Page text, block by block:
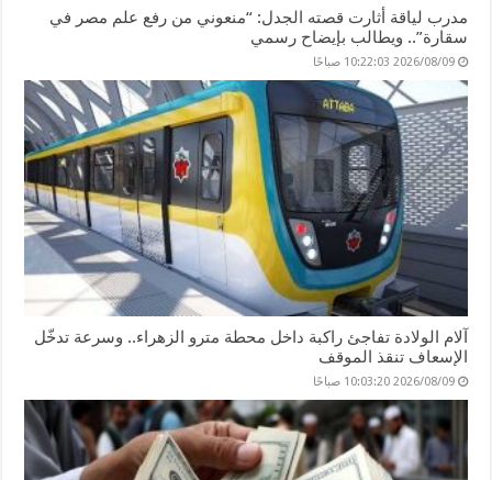
مدرب لياقة أثارت قصته الجدل: “منعوني من رفع علم مصر في
سقارة”.. ويطالب بإيضاح رسمي
2026/08/09 10:22:03 صباحًا
آلام الولادة تفاجئ راكبة داخل محطة مترو الزهراء.. وسرعة تدخّل
الإسعاف تنقذ الموقف
2026/08/09 10:03:20 صباحًا